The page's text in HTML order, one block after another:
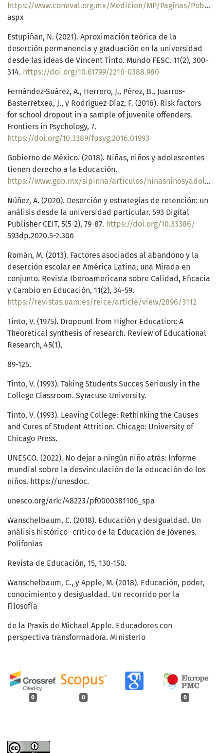
0 0 0
https://www.coneval.org.mx/Medicion/MP/Paginas/Pobreza_2022
aspx
Estupiñan, N. (2021). Aproximación teórica de la
deserción permanencia y graduación en la universidad
desde las ideas de Vincent Tinto. Mundo FESC. 11(2), 300-
314. https://doi.org/10.61799/2216-0388.980
Fernández-Suárez, A., Herrero, J., Pérez, B., Juarros-
Basterretxea, J., y Rodríguez-Díaz, F. (2016). Risk factors
for school dropout in a sample of juvenile offenders.
Frontiers in Psychology, 7.
https://doi.org/10.3389/fpsyg.2016.01993
Gobierno de México. (2018). Niñas, niños y adolescentes
tienen derecho a la Educación.
https://www.gob.mx/sipinna/articulos/ninasninosyadolescentestienenderechoalaeducacionidiom=es#:~:text=Las%20ni%C3%B1as%2C%2ni%C3%B1os%20y%20adolescentes,potencialidades%20y%20personalidad%2C%20y%20fortalezca
Núñez, A. (2020). Deserción y estrategias de retención: un
análisis desde la universidad particular. 593 Digital
Publisher CEIT, 5(5-2), 79-87. https://doi.org/10.33386/
593dp.2020.5-2.306
Román, M. (2013). Factores asociados al abandono y la
deserción escolar en América Latina; una Mirada en
conjunto. Revista Iberoamericana sobre Calidad, Eficacia
y Cambio en Educación, 11(2), 34-59.
https://revistas.uam.es/reice/article/view/2896/3112
Tinto, V. (1975). Dropount from Higher Education: A
Theoretical synthesis of research. Review of Educational
Research, 45(1),
89-125.
Tinto, V. (1993). Taking Students Succes Seriously in the
College Classroom. Syracuse University.
Tinto, V. (1993). Leaving College: Rethinking the Causes
and Cures of Student Attrition. Chicago: University of
Chicago Press.
UNESCO. (2022). No dejar a ningún niño atrás: Informe
mundial sobre la desvinculación de la educación de los
niños. https://unesdoc.
unesco.org/ark:/48223/pf0000381106_spa
Wanschelbaum, C. (2018). Educación y desigualdad. Un
análisis histórico- crítico de la Educación de Jóvenes.
Polifonías
Revista de Educación, 15, 130-150.
Wanschelbaum, C., y Apple, M. (2018). Educación, poder,
conocimiento y desigualdad. Un recorrido por la
Filosofía
de la Praxis de Michael Apple. Educadores con
perspectiva transformadora. Ministerio